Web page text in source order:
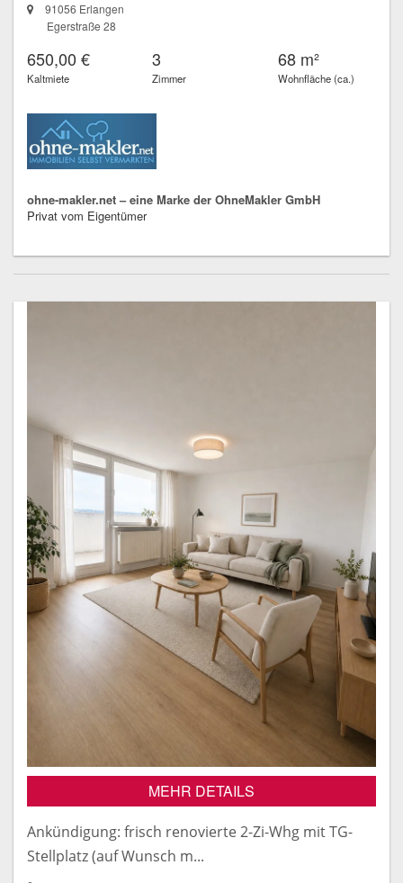
91056 Erlangen
Egerstraße 28
650,00 €
Kaltmiete
3
Zimmer
68 m²
Wohnfläche (ca.)
ohne-makler.net – eine Marke der OhneMakler GmbH
Privat vom Eigentümer
MEHR DETAILS
Ankündigung: frisch renovierte 2-Zi-Whg mit TG-
Stellplatz (auf Wunsch m...